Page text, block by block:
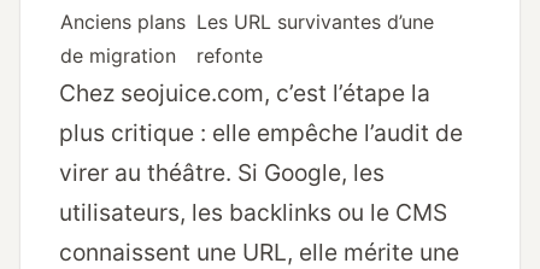
Anciens plans
de migration
Les URL survivantes d’une
refonte
Chez seojuice.com, c’est l’étape la
plus critique : elle empêche l’audit de
virer au théâtre. Si Google, les
utilisateurs, les backlinks ou le CMS
connaissent une URL, elle mérite une